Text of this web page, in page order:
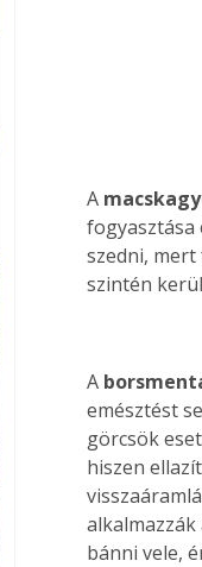
A
fogyasztása
szedni,
szintén
A
emésztést
görcsök
hiszen
bánni vele,